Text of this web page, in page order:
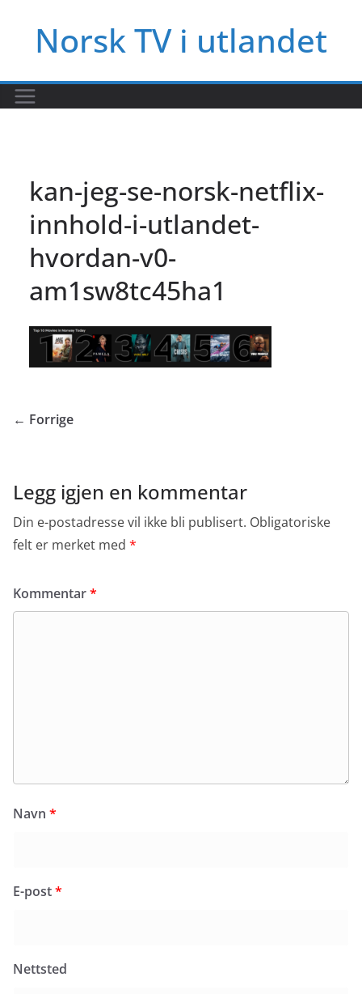
innholdetNorsk TV i utlandet
kan-jeg-se-norsk-netflix-
innhold-i-utlandet-
hvordan-v0-
am1sw8tc45ha1
← Forrige
Legg igjen en kommentar
Din e-postadresse vil ikke bli publisert. Obligatoriske
felt er merket med *
Kommentar*
Navn *
E-post*
Nettsted